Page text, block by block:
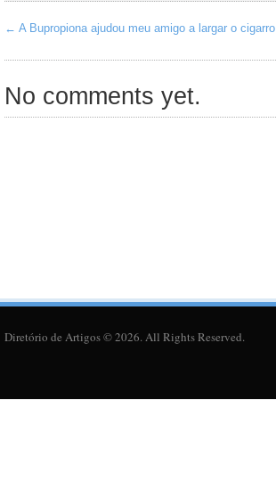
← A Bupropiona ajudou meu amigo a largar o cigarro
No comments yet.
Diretório de Artigos © 2026. All Rights Reserved.